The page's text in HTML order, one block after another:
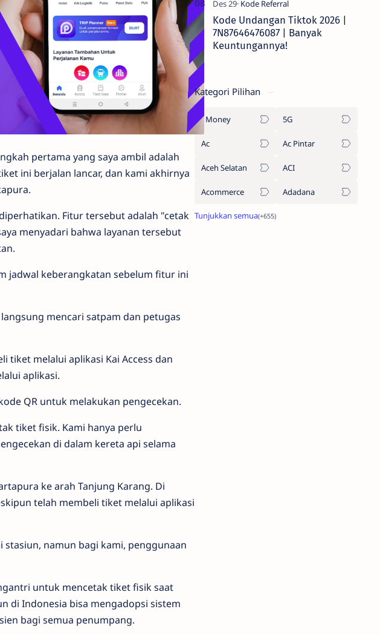
pertama yang saya ambil adalah
ini berjalan lancar, dan kami akhirnya
Fitur tersebut adalah "cetak
menyadari bahwa layanan tersebut
jadwal keberangkatan sebelum fitur ini
mencari satpam dan petugas
tiket melalui aplikasi Kai Access dan
aplikasi.
QR untuk melakukan pengecekan.
tiket fisik. Kami hanya perlu
di dalam kereta api selama
ke arah Tanjung Karang. Di
telah membeli tiket melalui aplikasi
namun bagi kami, penggunaan
untuk mencetak tiket fisik saat
di Indonesia bisa mengadopsi sistem
bagi semua penumpang.
Kode Undangan Tiktok 2026 |
7N87646476087 | Banyak
Keuntungannya!
Kategori Pilihan
1Money 5G
Ac Ac Pintar
Aceh Selatan ACI
Acommerce Adadana